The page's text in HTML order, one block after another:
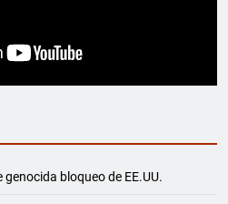
bloqueo de EE.UU.